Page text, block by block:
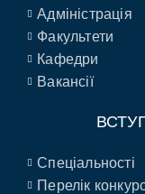
Адміністрація
Факультети
Кафедри
Вакансії
Спеціальності
Перелік